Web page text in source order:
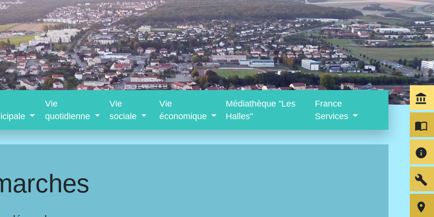
Vie
quotidienne
Vie
sociale
Vie
économique
Médiathèque "Les
Halles"
France
Services
account_balance
import_contacts
info
build
room